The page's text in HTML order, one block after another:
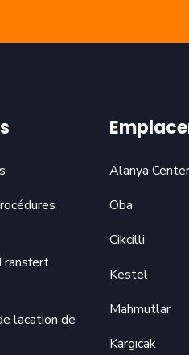
lacation de
Alanya Center
Oba
Cikcilli
Kestel
Mahmutlar
Kargıcak